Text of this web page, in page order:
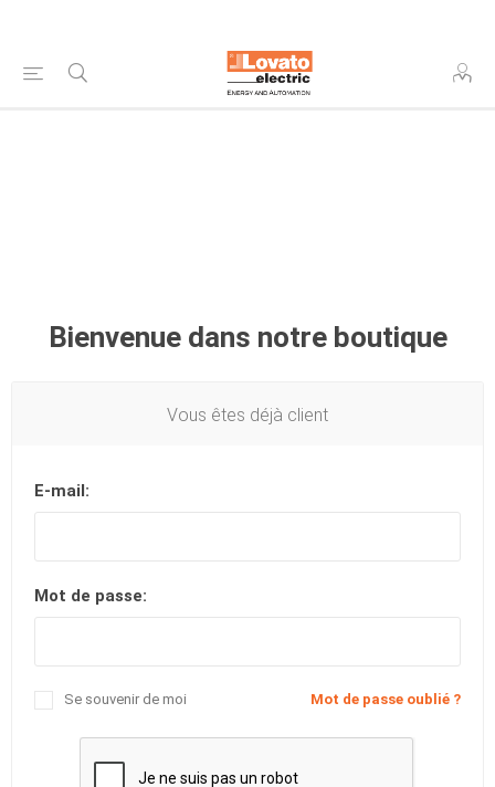
Bienvenue dans notre boutique
Vous êtes déjà client
E-mail:
Mot de passe:
Mot de passe oublié ?
Se souvenir de moi